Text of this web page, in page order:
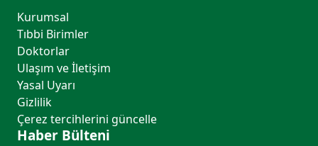
Kurumsal
Tıbbi Birimler
Doktorlar
Ulaşım ve İletişim
Yasal Uyarı
Gizlilik
Çerez tercihlerini güncelle
Haber Bülteni